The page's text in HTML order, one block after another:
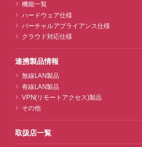
機能一覧
ハードウェア仕様
バーチャルアプライアンス仕様
クラウド対応仕様
連携製品情報
無線LAN製品
有線LAN製品
VPN(リモートアクセス)製品
その他
取扱店一覧